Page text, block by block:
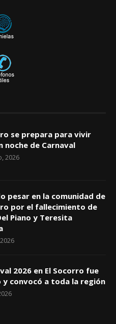
se prepara para vivir
noche de Carnaval
2026
pesar en la comunidad de
por el fallecimiento de
Piano y Teresita
2026 en El Socorro fue
y convocó a toda la región